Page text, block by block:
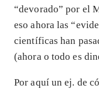
“devorado” por el
eso ahora las
científicas han
(ahora o todo es
Por aquí un ej. de